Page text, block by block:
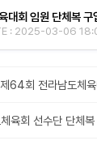
대회 임원 단체복
: 2025-03-06
회 전라남도체육
육회 선수단 단체